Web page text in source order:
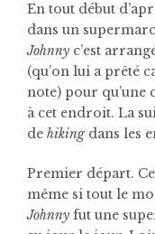
En tout début
dans un
Johnny c’est
(qu’on lui a prêté
note) pour qu’une
à cet endroit. La
de hikingdans les
Premier départ.
même si tout le
Johnny fut une